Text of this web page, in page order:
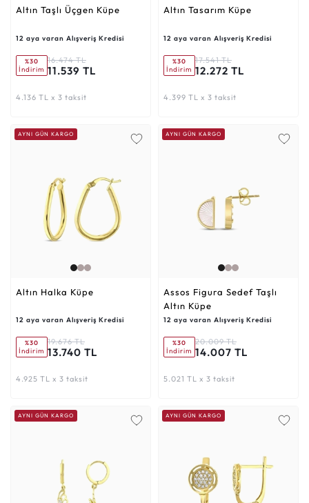
Altın Taşlı Üçgen Küpe
12 aya varan Alışveriş Kredisi
%30
İndirim
16.474 TL
11.539 TL
4.136 TL x 3 taksit
Altın Tasarım Küpe
12 aya varan Alışveriş Kredisi
%30
İndirim
17.541 TL
12.272 TL
4.399 TL x 3 taksit
AYNI GÜN KARGO
Altın Halka Küpe
12 aya varan Alışveriş Kredisi
%30
İndirim
19.676 TL
13.740 TL
4.925 TL x 3 taksit
AYNI GÜN KARGO
Assos Figura Sedef Taşlı
Altın Küpe
12 aya varan Alışveriş Kredisi
%30
İndirim
20.009 TL
14.007 TL
5.021 TL x 3 taksit
AYNI GÜN KARGO AYNI GÜN KARGO